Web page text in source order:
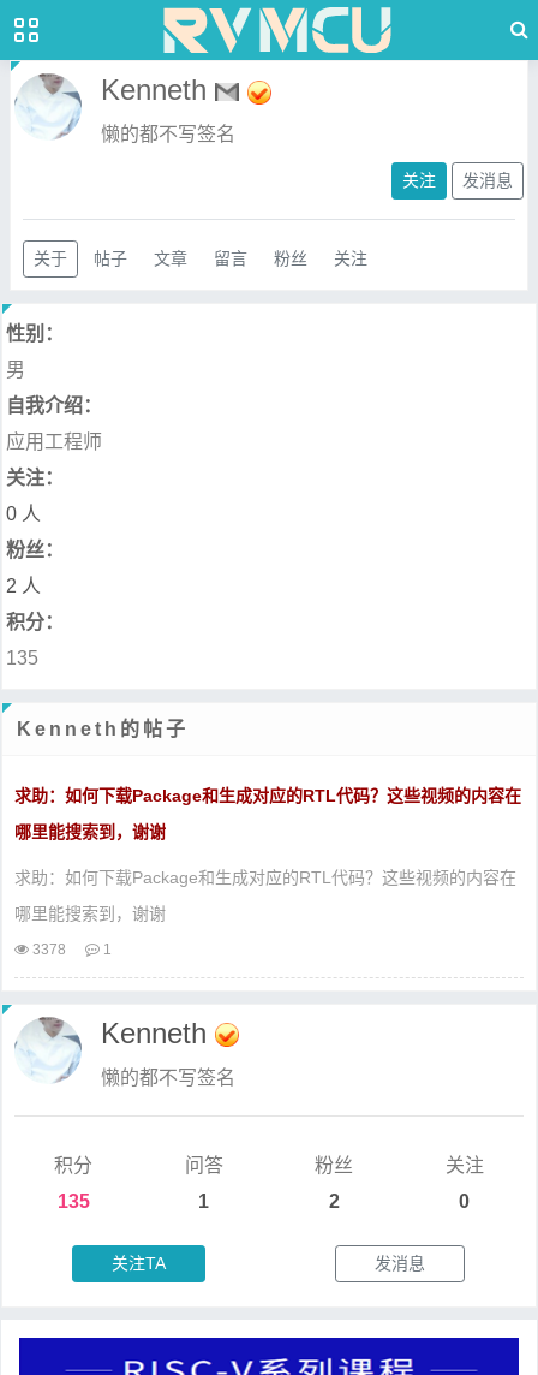
Kenneth
懒的都不写签名
关注 发消息
关于 帖子 文章 留言 粉丝 关注
性别：
男
自我介绍：
应用工程师
关注：
0 人
粉丝：
2 人
积分：
135
Kenneth的帖子
求助：如何下载Package和生成对应的RTL代码？这些视频的内容在
哪里能搜索到，谢谢
求助：如何下载Package和生成对应的RTL代码？这些视频的内容在
哪里能搜索到，谢谢
3378 1
Kenneth
懒的都不写签名
积分
135
问答
1
粉丝
2
关注
0
关注TA 发消息